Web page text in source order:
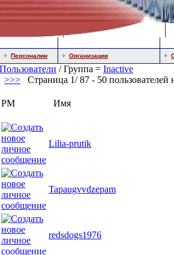
Персоналии Организации
Пользователи / Группа = Inactive
>>> Страница 1/ 87 - 50 пользователей
PM Имя
Lilia-prutik
Tapaugvvdzepam
redsdogs1976